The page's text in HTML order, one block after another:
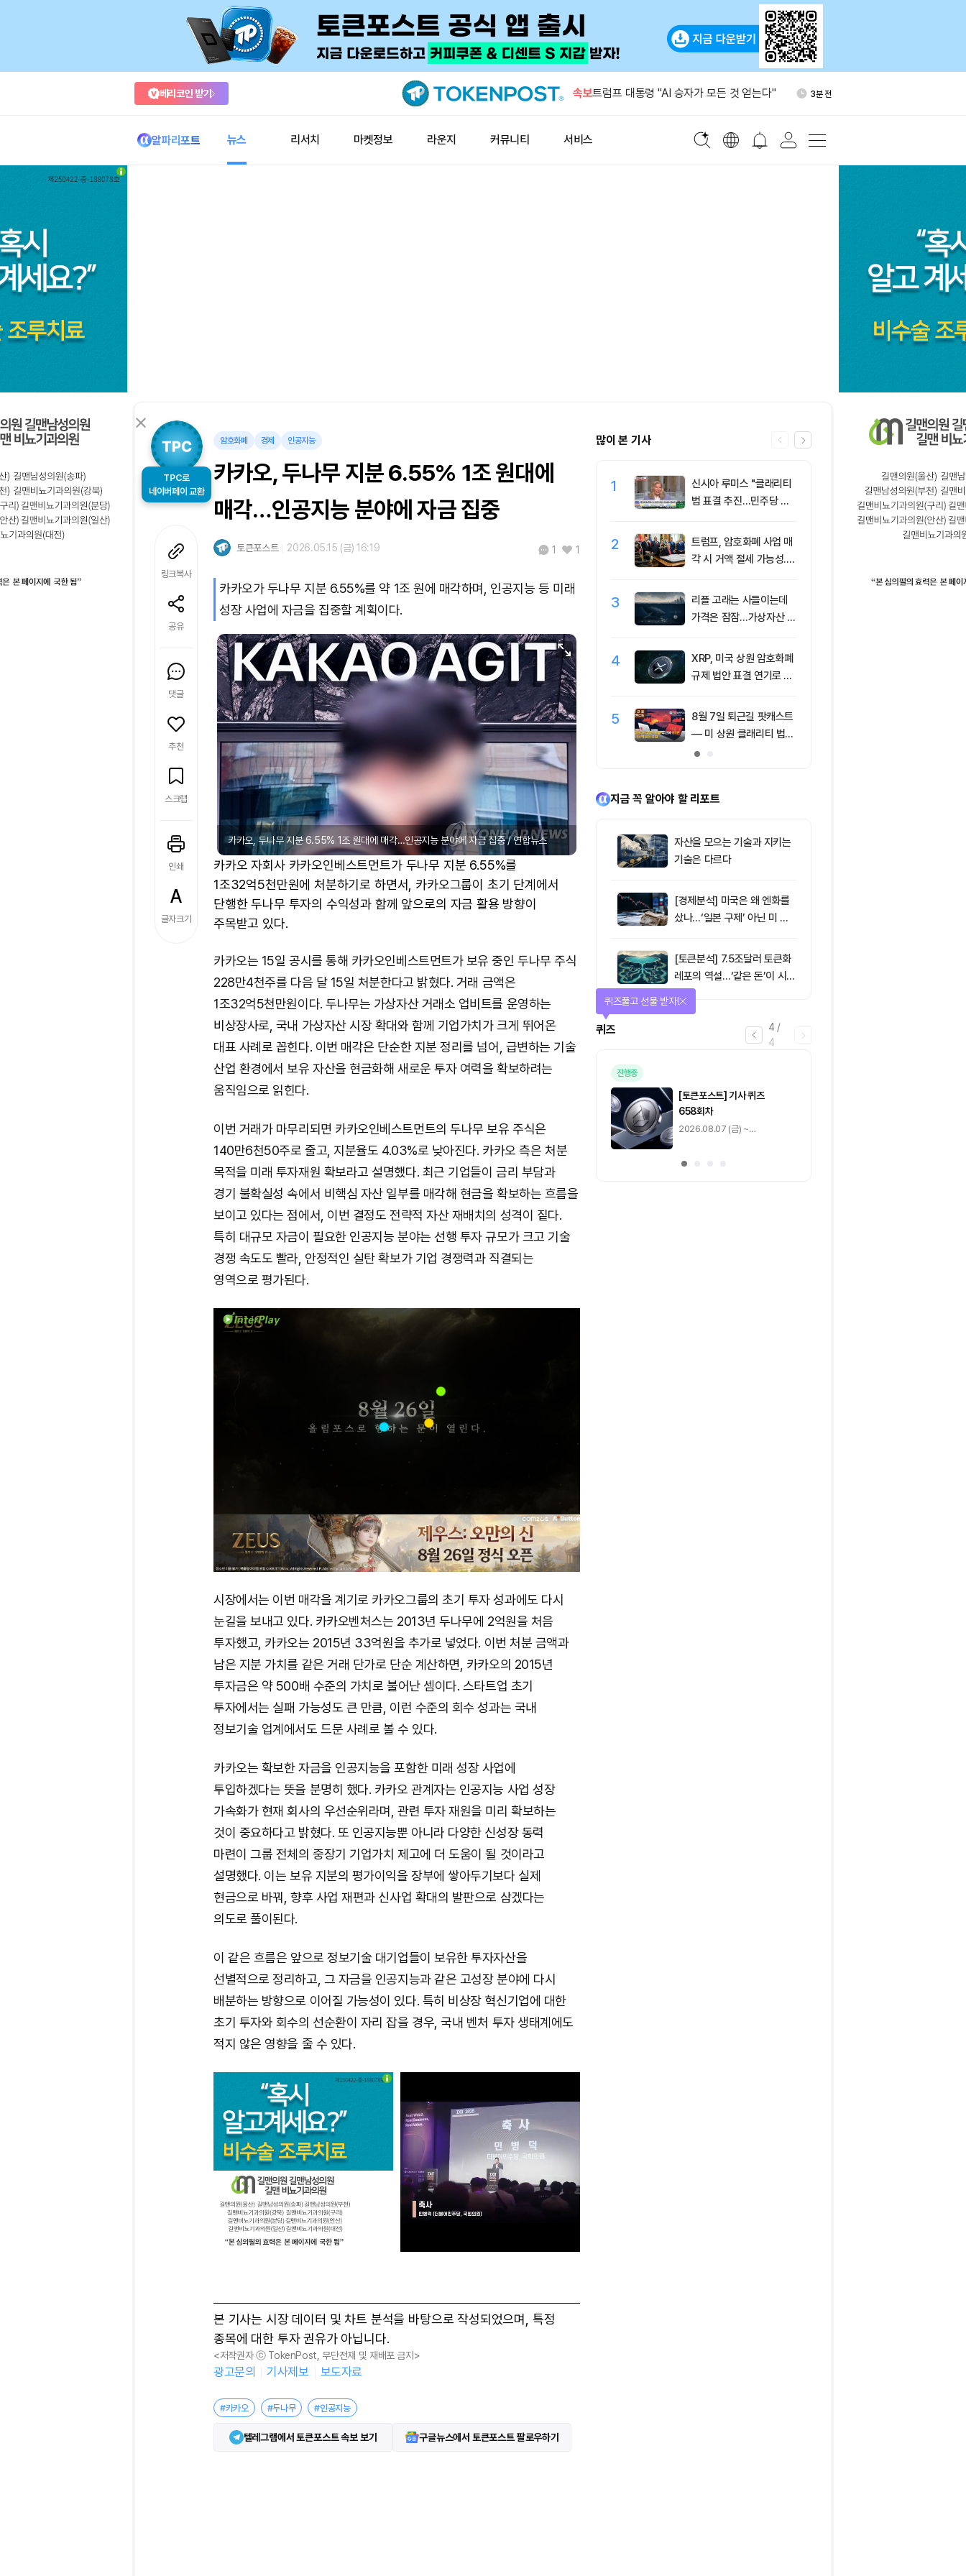
베리코인 받기 속보
코인베이스, 미시간주 스포츠 이벤트 계
10분 전
트럼프 대통령 "AI 승자가 모든 것 얻는다" 3분 전
알파리포트 뉴스 리서치 마켓정보 라운지 커뮤니티 서비스
TPC로
네이버페이 교환
링크복사
공유
댓글
추천
스크랩
인쇄
글자크기
암호화폐 경제 인공지능
카카오, 두나무 지분 6.55% 1조 원대에
매각…인공지능 분야에 자금 집중
토큰포스트 2026.05.15 (금) 16:19 1 1
카카오가 두나무 지분 6.55%를 약 1조 원에 매각하며, 인공지능 등 미래
성장 사업에 자금을 집중할 계획이다.
카카오, 두나무 지분 6.55% 1조 원대에 매각…인공지능 분야에 자금 집중 / 연합뉴스
카카오 자회사 카카오인베스트먼트가 두나무 지분 6.55%를
1조32억5천만원에 처분하기로 하면서, 카카오그룹이 초기 단계에서
단행한 두나무 투자의 수익성과 함께 앞으로의 자금 활용 방향이
주목받고 있다.
카카오는 15일 공시를 통해 카카오인베스트먼트가 보유 중인 두나무 주식
228만4천주를 다음 달 15일 처분한다고 밝혔다. 거래 금액은
1조32억5천만원이다. 두나무는 가상자산 거래소 업비트를 운영하는
비상장사로, 국내 가상자산 시장 확대와 함께 기업가치가 크게 뛰어온
대표 사례로 꼽힌다. 이번 매각은 단순한 지분 정리를 넘어, 급변하는 기술
산업 환경에서 보유 자산을 현금화해 새로운 투자 여력을 확보하려는
움직임으로 읽힌다.
이번 거래가 마무리되면 카카오인베스트먼트의 두나무 보유 주식은
140만6천50주로 줄고, 지분율도 4.03%로 낮아진다. 카카오 측은 처분
목적을 미래 투자재원 확보라고 설명했다. 최근 기업들이 금리 부담과
경기 불확실성 속에서 비핵심 자산 일부를 매각해 현금을 확보하는 흐름을
보이고 있다는 점에서, 이번 결정도 전략적 자산 재배치의 성격이 짙다.
특히 대규모 자금이 필요한 인공지능 분야는 선행 투자 규모가 크고 기술
경쟁 속도도 빨라, 안정적인 실탄 확보가 기업 경쟁력과 직결되는
영역으로 평가된다.
시장에서는 이번 매각을 계기로 카카오그룹의 초기 투자 성과에도 다시
눈길을 보내고 있다. 카카오벤처스는 2013년 두나무에 2억원을 처음
투자했고, 카카오는 2015년 33억원을 추가로 넣었다. 이번 처분 금액과
남은 지분 가치를 같은 거래 단가로 단순 계산하면, 카카오의 2015년
투자금은 약 500배 수준의 가치로 불어난 셈이다. 스타트업 초기
투자에서는 실패 가능성도 큰 만큼, 이런 수준의 회수 성과는 국내
정보기술 업계에서도 드문 사례로 볼 수 있다.
카카오는 확보한 자금을 인공지능을 포함한 미래 성장 사업에
투입하겠다는 뜻을 분명히 했다. 카카오 관계자는 인공지능 사업 성장
가속화가 현재 회사의 우선순위라며, 관련 투자 재원을 미리 확보하는
것이 중요하다고 밝혔다. 또 인공지능뿐 아니라 다양한 신성장 동력
마련이 그룹 전체의 중장기 기업가치 제고에 더 도움이 될 것이라고
설명했다. 이는 보유 지분의 평가이익을 장부에 쌓아두기보다 실제
현금으로 바꿔, 향후 사업 재편과 신사업 확대의 발판으로 삼겠다는
의도로 풀이된다.
이 같은 흐름은 앞으로 정보기술 대기업들이 보유한 투자자산을
선별적으로 정리하고, 그 자금을 인공지능과 같은 고성장 분야에 다시
배분하는 방향으로 이어질 가능성이 있다. 특히 비상장 혁신기업에 대한
초기 투자와 회수의 선순환이 자리 잡을 경우, 국내 벤처 투자 생태계에도
적지 않은 영향을 줄 수 있다.
M
본 기사는 시장 데이터 및 차트 분석을 바탕으로 작성되었으며, 특정
종목에 대한 투자 권유가 아닙니다.
<저작권자 ⓒ TokenPost, 무단전재 및 재배포 금지>
광고문의 기사제보 보도자료
#카카오 #두나무 #인공지능
텔레그램에서 토큰포스트 속보 보기 구글뉴스에서 토큰포스트 팔로우하기
많이 본 기사
1
신시아 루미스 "클래리티
법 표결 추진…민주당 입
2
트럼프, 암호화폐 사업 매
각 시 거액 절세 가능성...
주목
3
리플 고래는 사들이는데
가격은 잠잠…가상자산 바
4
XRP, 미국 상원 암호화폐
규제 법안 표결 연기로 급
5
8월 7일 퇴근길 팟캐스트
— 미 상원 클래리티 법안
표결 추진…비트코인 ET
클래리티 법
앞두고 분기
불투명
엘리자베스 워
암호화폐 법
지금 꼭 알아야 할 리포트
자산을 모으는 기술과 지키는
기술은 다르다
[경제분석] 미국은 왜 엔화를
샀나…‘일본 구제’ 아닌 미 국
[토큰분석] 7.5조달러 토큰화
레포의 역설…‘같은 돈’이 시장
을 건널 수 있는가
1/
미션
매일 미션을 완료하고 보상을 획득!
기사 스탬프 0